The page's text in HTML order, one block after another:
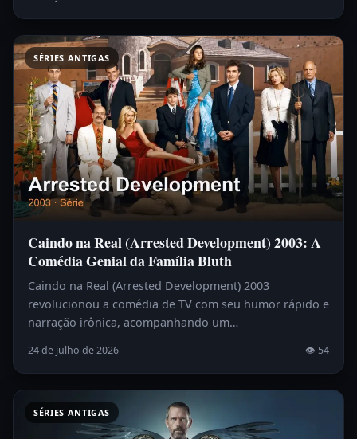
SÉRIES ANTIGAS
Caindo na Real (Arrested Development) 2003: A
Comédia Genial da Família Bluth
Caindo na Real (Arrested Development) 2003
revolucionou a comédia de TV com seu humor rápido e
narração irônica, acompanhando um…
24 de julho de 2026 👁 54
SÉRIES ANTIGAS